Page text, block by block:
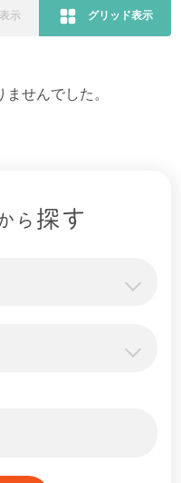
示 グリッド表示
せんでした。
ら 探す